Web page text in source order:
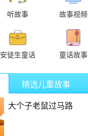
听故事 故事视频
安徒生童话 童话故事
精选儿童故事
大个子老鼠过马路